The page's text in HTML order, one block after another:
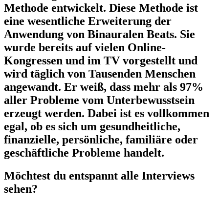
Methode entwickelt. Diese Methode ist
eine wesentliche Erweiterung der
Anwendung von Binauralen Beats. Sie
wurde bereits auf vielen Online-
Kongressen und im TV vorgestellt und
wird täglich von Tausenden Menschen
angewandt. Er weiß, dass mehr als 97%
aller Probleme vom Unterbewusstsein
erzeugt werden. Dabei ist es vollkommen
egal, ob es sich um gesundheitliche,
finanzielle, persönliche, familiäre oder
geschäftliche Probleme handelt.
Möchtest du entspannt alle Interviews
sehen?